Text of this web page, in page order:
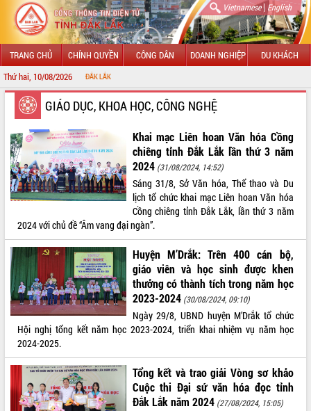
Vietnamese| English
TRANG CHỦ CHÍNH QUYỀN CÔNG DÂN DOANH NGHIỆP DU KHÁCH
Thứ hai, 10/08/2026
GIỚI THIỆU
LÃNH ĐẠO UBND TỈNH
TIN TỨC SỰ KIỆN
SỞ, BAN, NGÀNH
THÔNG TIN CHỈ ĐẠO ĐIỀU HÀNH
HỆ THỐNG VĂN BẢN
VĂN BẢN HĐND TỈNH
ĐIỂM TIN VĂN BẢN
QUY HOẠCH - KẾ HOẠCH
GIÁO DỤC, KHOA HỌC, CÔNG NGHỆ
Khai mạc Liên hoan Văn hóa Cồng
chiêng tỉnh Đắk Lắk lần thứ 3 năm
2024 (31/08/2024, 14:52)
Sáng 31/8, Sở Văn hóa, Thể thao và Du
lịch tổ chức khai mạc Liên hoan Văn hóa
Cồng chiêng tỉnh Đắk Lắk, lần thứ 3 năm
2024 với chủ đề “Âm vang đại ngàn”.
Huyện M’Drắk: Trên 400 cán bộ,
giáo viên và học sinh được khen
thưởng có thành tích trong năm học
2023-2024 (30/08/2024, 09:10)
Ngày 29/8, UBND huyện M’Drắk tổ chức
Hội nghị tổng kết năm học 2023-2024, triển khai nhiệm vụ năm học
2024-2025.
Tổng kết và trao giải Vòng sơ khảo
Cuộc thi Đại sứ văn hóa đọc tỉnh
Đắk Lắk năm 2024 (27/08/2024, 15:05)